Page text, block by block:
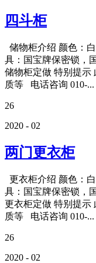
四斗柜
储物柜介绍 颜色：
具：国宝牌保密锁，
储物柜定做 特别提示
质等 电话咨询 010-...
26
2020 - 02
两门更衣柜
更衣柜介绍 颜色：
具：国宝牌保密锁，
更衣柜定做 特别提示
质等 电话咨询 010-...
26
2020 - 02